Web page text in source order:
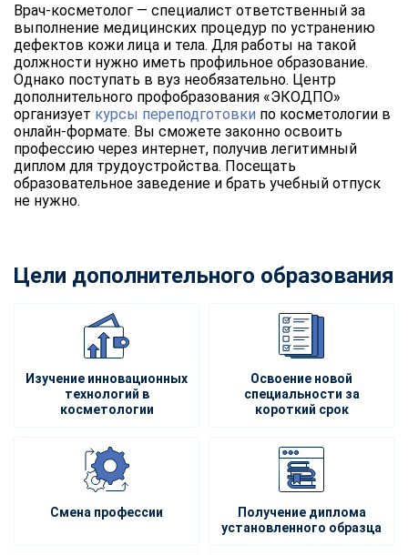
Врач-косметолог — специалист ответственный за
выполнение медицинских процедур по устранению
дефектов кожи лица и тела. Для работы на такой
должности нужно иметь профильное образование.
Однако поступать в вуз необязательно. Центр
дополнительного профобразования «ЭКОДПО»
организует курсы переподготовки по косметологии в
онлайн-формате. Вы сможете законно освоить
профессию через интернет, получив легитимный
диплом для трудоустройства. Посещать
образовательное заведение и брать учебный отпуск
не нужно.
Цели дополнительного образования
Изучение инновационных
технологий в
косметологии
Освоение новой
специальности за
короткий срок
Смена профессии
Получение диплома
установленного образца